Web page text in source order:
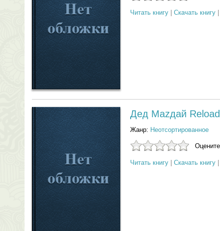
Читать книгу Скачать книгу
Дед Мazдай
Жанр: Неотсортированное
Читать книгу Скачать книгу